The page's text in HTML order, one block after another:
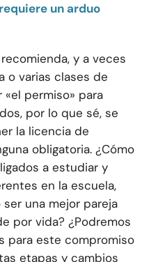
un arduo
y a veces
o varias clases de
permiso» para
por lo que sé, se
la licencia de
obligatoria. ¿Cómo
a estudiar y
en la escuela,
una mejor pareja
por vida? ¿Podremos
para este compromiso
etapas y cambios